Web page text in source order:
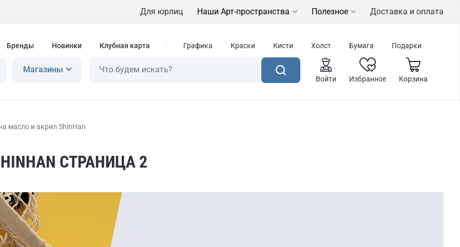
Для юрлиц Наши Арт-пространства Полезное Доставка и оплата
Бренды Новинки Клубная карта Графика Краски Кисти Холст Бумага Подарки
Магазины
Войти Избранное Корзина
масло и акрил ShinHan
СТРАНИЦА 2